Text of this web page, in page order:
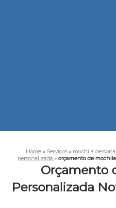
Home » Serviços » mochila
personalizada » orçamento de
Orçamento
Personalizada